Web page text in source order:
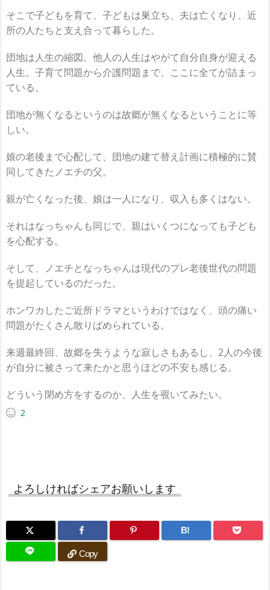
そこで子どもを育て、子どもは巣立ち、夫は亡くなり、近
所の人たちと支え合って暮らした。
団地は人生の縮図。他人の人生はやがて自分自身が迎える
人生。子育て問題から介護問題まで、ここに全てが詰まっ
ている。
団地が無くなるというのは故郷が無くなるということに等
しい。
娘の老後まで心配して、団地の建て替え計画に積極的に賛
同してきたノエチの父。
親が亡くなった後、娘は一人になり、収入も多くはない。
それはなっちゃんも同じで、親はいくつになっても子ども
を心配する。
そして、ノエチとなっちゃんは現代のプレ老後世代の問題
を提起しているのだった。
ホンワカしたご近所ドラマというわけではなく、頭の痛い
問題がたくさん散りばめられている。
来週最終回、故郷を失うような寂しさもあるし、2人の今後
が自分に被さって来たかと思うほどの不安も感じる。
どういう閉め方をするのか、人生を覗いてみたい。
2
よろしければシェアお願いします
B!
Copy